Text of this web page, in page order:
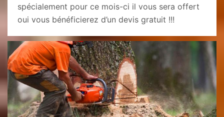
spécialement pour ce mois-ci il vous sera offert
oui vous bénéficierez d’un devis gratuit !!!